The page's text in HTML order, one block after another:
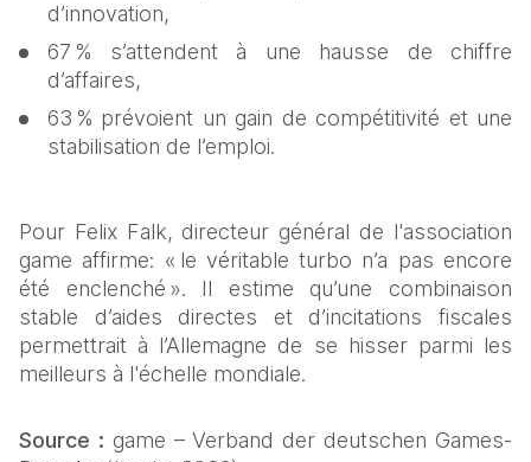
d’innovation,
67 % s’attendent à une hausse de chiffre
d’affaires,
63 % prévoient un gain de compétitivité et une
stabilisation de l’emploi.
Pour Felix Falk, directeur général de l'association
game affirme: « le véritable turbo n’a pas encore
été enclenché ». Il estime qu’une combinaison
stable d’aides directes et d’incitations fiscales
permettrait à l’Allemagne de se hisser parmi les
meilleurs à l'échelle mondiale.
Source : game – Verband der deutschen Games-